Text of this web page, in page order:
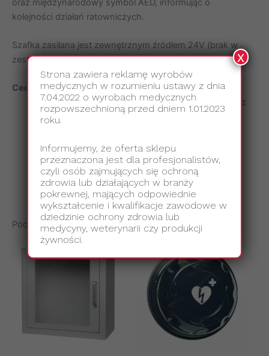
oraz międzynarodowy symbol AED, informując o
kolejności działań ratowniczych.
Szafka zasilana jest zewnętrznym źródłem 24V (brak w
zestawie).
Cechy produktu:
Korpus wykonany z wytrzymałego ABS, pokrywa z
poliwęglanu
Zużycie prądu z włączonym ogrzewaniem: maks.
2400 mA
Wymiary zewnętrzne: 20,1 x 38,8 x 42,3 cm
Podobne produkty
Strona zawiera reklamę wyrobów
medycznych w rozumieniu ustawy z dnia
7.04.2022 o wyrobach medycznych
rozpowszechnioną przed dniem 1.01.2023
roku.
Informujemy, że oferta sklepu
przeznaczona jest dla profesjonalistów,
czyli osób zajmujących się ochroną
zdrowia lub działających w branży
pokrewnej, mających odpowiednie
wykształcenie i kwalifikacje zawodowe w
dziedzinie ochrony zdrowia lub
medycyny, weterynarii czy produkcji
żywności.
x